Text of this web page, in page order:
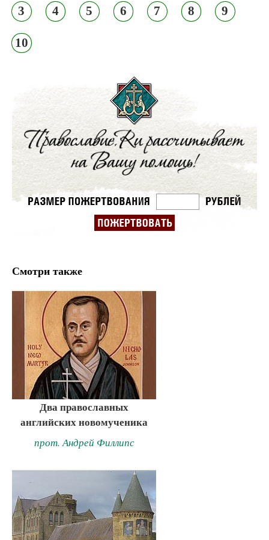
3 4 5 6 7 8 9
10
Смотри также
Два православных
английских новомученика
прот. Андрей Филлипс